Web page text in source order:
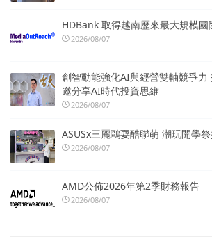
HDBank 取得越南歷來最大規模國
2026/08/07
創智動能強化AI與經營雙軸競爭力
邀分享AI時代投資思維
2026/08/07
ASUSx三麗鷗耍酷聯萌 潮玩開學祭
2026/08/07
AMD公佈2026年第2季財務報告
2026/08/07